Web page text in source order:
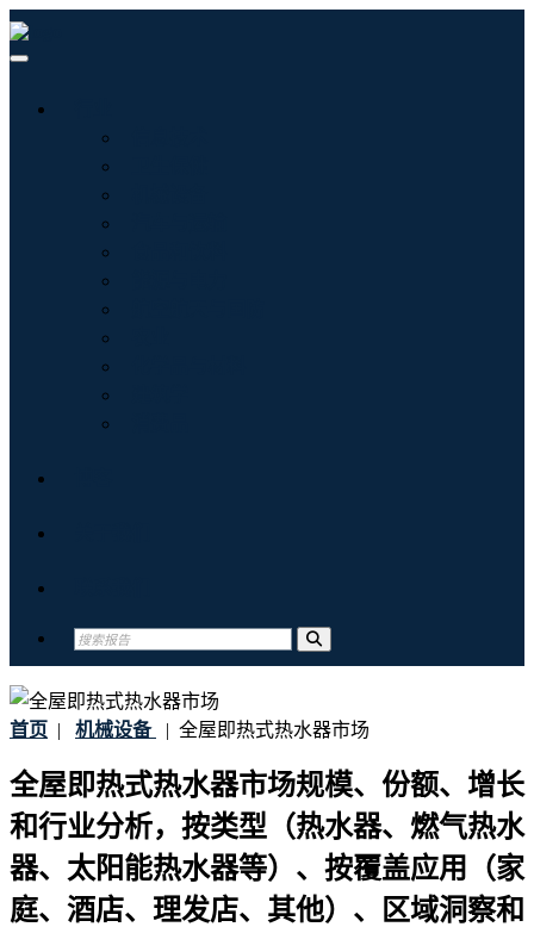
首页 | 机械设备 | 全屋即热式热水器市场
全屋即热式热水器市场规模、份额、增长
和行业分析，按类型（热水器、燃气热水
器、太阳能热水器等）、按覆盖应用（家
庭、酒店、理发店、其他）、区域洞察和